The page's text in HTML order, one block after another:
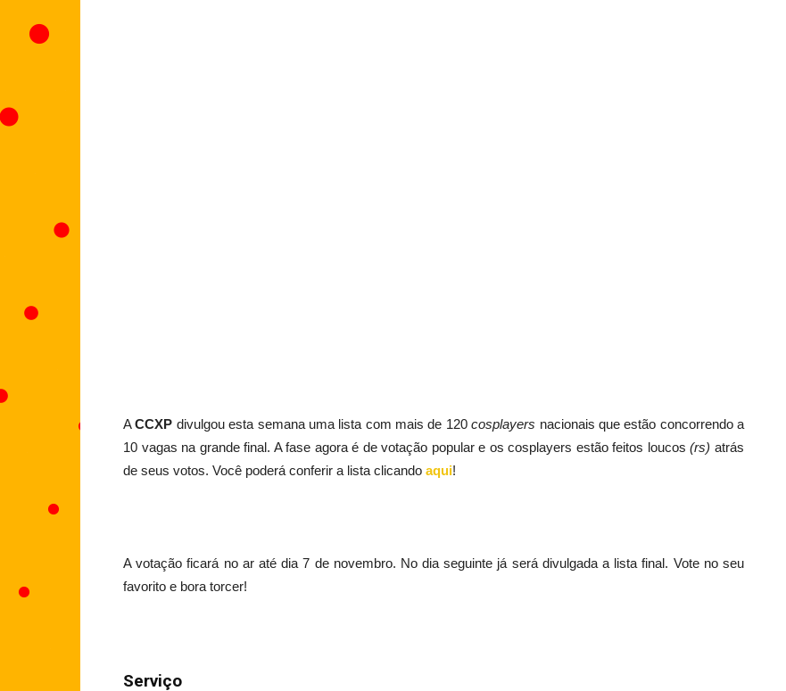
ACCXP divulgou esta semana uma lista com mais de 120cosplayers nacionais que estão concorrendo a
10 vagas na grande final. A fase agora é de votação popular e os cosplayers estão feitos loucos(rs) atrás
de seus votos. Você poderá conferir a lista clicando aqui!
A votação ficará no ar até dia 7 de novembro. No dia seguinte já será divulgada a lista final. Vote no seu
favorito e bora torcer!
Serviço